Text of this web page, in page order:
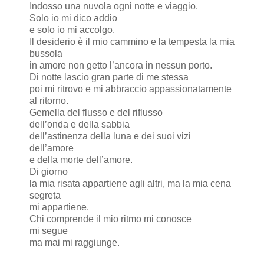
Indosso una nuvola ogni notte e viaggio.
Solo io mi dico addio
e solo io mi accolgo.
Il desiderio è il mio cammino e la tempesta la mia
bussola
in amore non getto l’ancora in nessun porto.
Di notte lascio gran parte di me stessa
poi mi ritrovo e mi abbraccio appassionatamente
al ritorno.
Gemella del flusso e del riflusso
dell’onda e della sabbia
dell’astinenza della luna e dei suoi vizi
dell’amore
e della morte dell’amore.
Di giorno
la mia risata appartiene agli altri, ma la mia cena
segreta
mi appartiene.
Chi comprende il mio ritmo mi conosce
mi segue
ma mai mi raggiunge.